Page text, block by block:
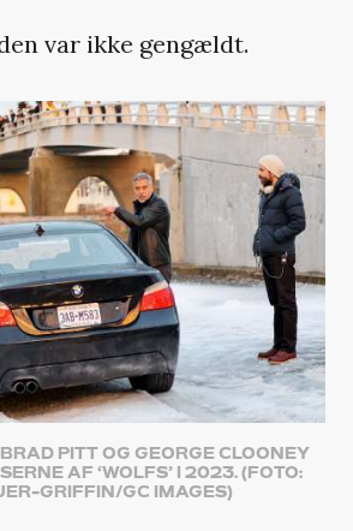
var ikke gengældt.
PITT OG GEORGE CLOONEY
AF ‘WOLFS’ I 2023. (FOTO:
GRIFFIN/GC IMAGES)